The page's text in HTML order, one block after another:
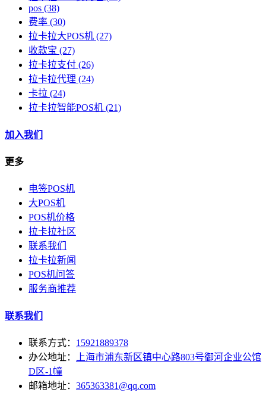
pos (38)
费率 (30)
拉卡拉大POS机 (27)
收款宝 (27)
拉卡拉支付 (26)
拉卡拉代理 (24)
卡拉 (24)
拉卡拉智能POS机 (21)
加入我们
更多
电签POS机
大POS机
POS机价格
拉卡拉社区
联系我们
拉卡拉新闻
POS机问答
服务商推荐
联系我们
联系方式： 15921889378
办公地址：
上海市浦东新区镇中心路803号御河企业公馆
D区-1幢
邮箱地址： 365363381@qq.com